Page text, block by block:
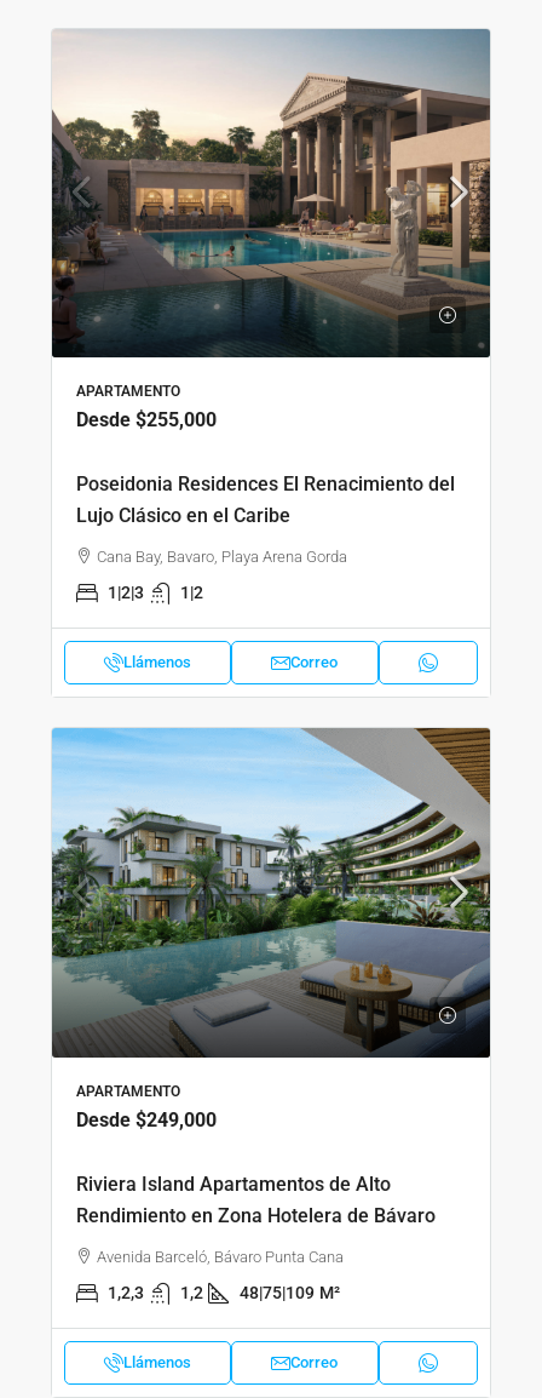
APARTAMENTO
Desde $255,000
Poseidonia Residences El Renacimiento del
Lujo Clásico en el Caribe
Cana Bay, Bavaro, Playa Arena Gorda
1|2|3 1|2
Llámenos Correo
APARTAMENTO
Desde $249,000
Riviera Island Apartamentos de Alto
Rendimiento en Zona Hotelera de Bávaro
Avenida Barceló, Bávaro Punta Cana
1,2,3 1,2 48|75|109 M²
Llámenos Correo